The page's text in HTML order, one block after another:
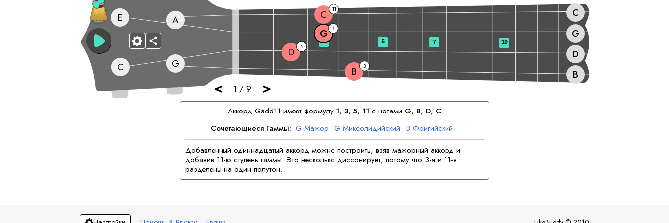
< 1 / 9 >
G
B 3
B
C
D 5
D
E
G
1 G
A C 11 C
3 5 7 10
Аккорд Gadd11 имеет формулу 1, 3, 5, 11 с нотами G, B, D, C
Сочетающиеся Гаммы: G Мажор G Миксолидийский B Фригийский
B Локрийский D Дорийский D Миксолидийский C Мажор C Лидийский
Добавленный одиннадцатый аккорд можно построить, взяв мажорный аккорд и
добавив 11-ю ступень гаммы. Это несколько диссонирует, потому что 3-я и 11-я
разделены на один полутон.